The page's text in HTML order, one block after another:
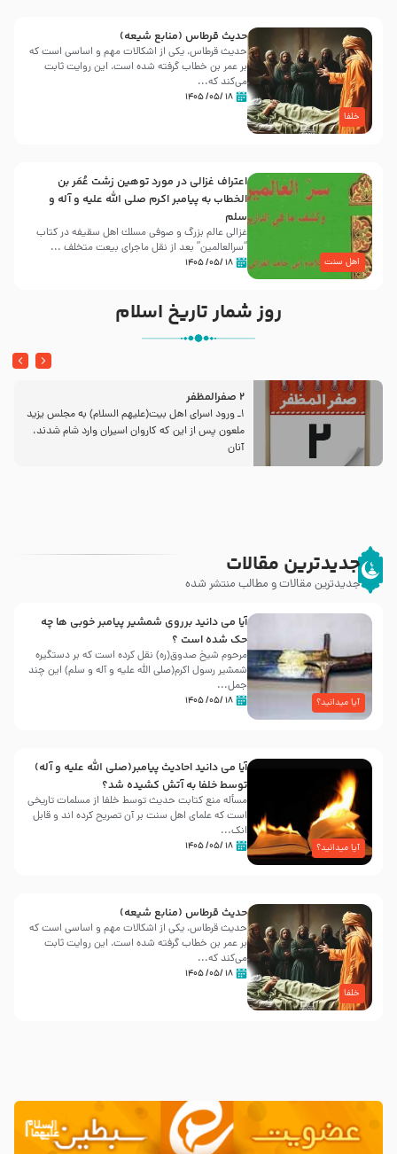
خلفا
حدیث قرطاس (منابع شیعه)
حدیث قرطاس، یکی از اشکالات مهم و اساسی است که
بر عمر بن خطاب گرفته شده است، این روایت ثابت
می‌کند که...
۱۸ /۰۵/ ۱۴۰۵
اهل سنت
اعتراف غزالی در مورد توهین زشت عُمَر بن
الخطاب به پیامبر اکرم صلی الله علیه و آله و
سلم
غزالی عالم بزرگ و صوفی مسلك اهل سقيفه در کتاب
“سرالعالمین” بعد از نقل ماجرای بیعت متخلف ...
۱۸ /۰۵/ ۱۴۰۵
روز شمار تاریخ اسلام
2 صفرالمظفر
1ـ ورود اسراى اهل بیت‌(علیهم السلام) به مجلس یزید
ملعون پس از این كه كاروان اسیران وارد شام شدند،
آنان
جدیدترین مقالات
جدیدترین مقالات و مطالب منتشر شده
آیا میدانید؟
آیا می دانید برروی شمشیر پیامبر خوبی ها چه
حک شده است ؟
مرحوم شیخ صدوق(ره) نقل کرده است که بر دستگیره
شمشیر رسول اکرم(صلی الله علیه و آله و سلم) این چند
جمل...
۱۸ /۰۵/ ۱۴۰۵
آیا میدانید؟
آیا می دانید احادیث پیامبر(صلی الله علیه و آله)
توسط خلفا به آتش کشیده شد؟
مسأله منع کتابت حدیث توسط خلفا از مسلمات تاریخی
است که علمای اهل سنت بر آن تصریح کرده اند و قابل
انک...
۱۸ /۰۵/ ۱۴۰۵
خلفا
حدیث قرطاس (منابع شیعه)
حدیث قرطاس، یکی از اشکالات مهم و اساسی است که
بر عمر بن خطاب گرفته شده است، این روایت ثابت
می‌کند که...
۱۸ /۰۵/ ۱۴۰۵